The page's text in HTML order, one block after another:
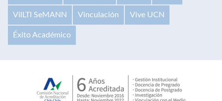
VilLTI SeMANN Vinculación Vive UCN
Éxito Académico